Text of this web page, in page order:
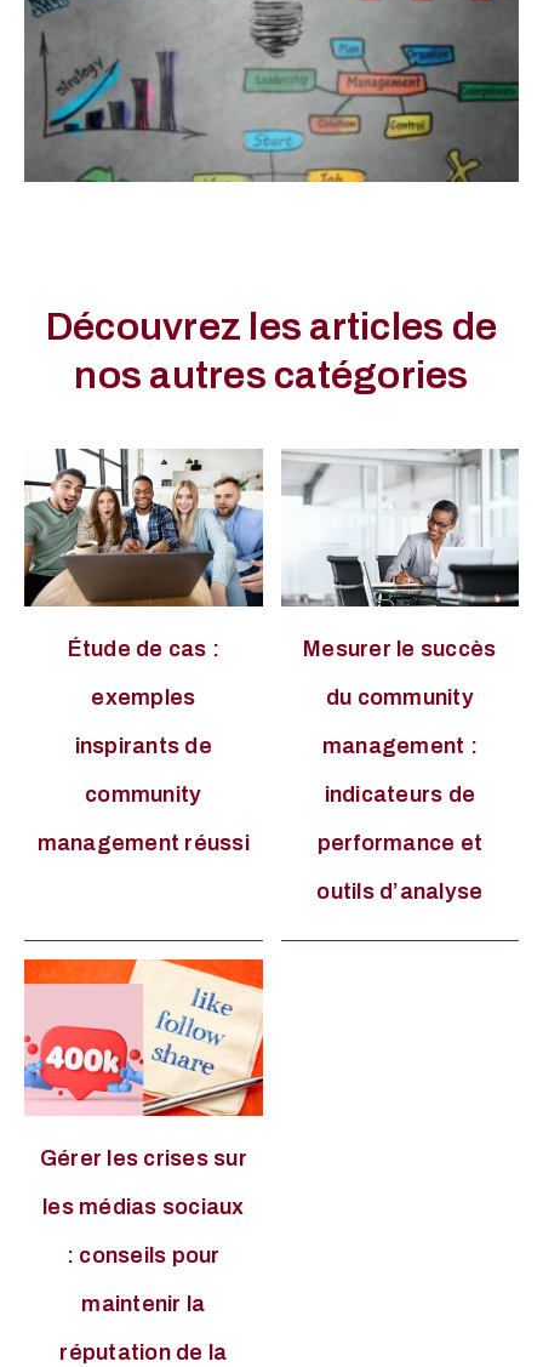
Découvrez les articles de
nos autres catégories
Étude de cas :
exemples
inspirants de
community
management réussi
Mesurer le succès
du community
management :
indicateurs de
performance et
outils d’analyse
Gérer les crises sur
les médias sociaux
: conseils pour
maintenir la
réputation de la